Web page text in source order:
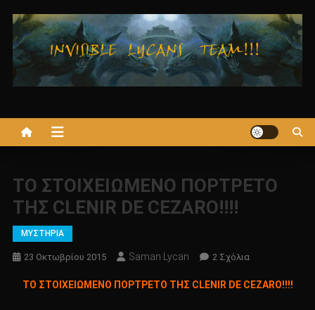
στο
περιεχόμενο
ΤΟ ΣΤΟΙΧΕΙΩΜΕΝΟ ΠΟΡΤΡΕΤΟ
ΤΗΣ CLENIR DE CEZARO!!!!
ΜΥΣΤΗΡΙΑ
23 Οκτωβρίου 2015 Saman Lycan 2 ΣχόλιαΣτο
ΣΤΟΙΧΕΙΩΜΕΝΟ
ΤΟ ΣΤΟΙΧΕΙΩΜΕΝΟ ΠΟΡΤΡΕΤΟ ΤΗΣ CLENIR DE CEZARO!!!!